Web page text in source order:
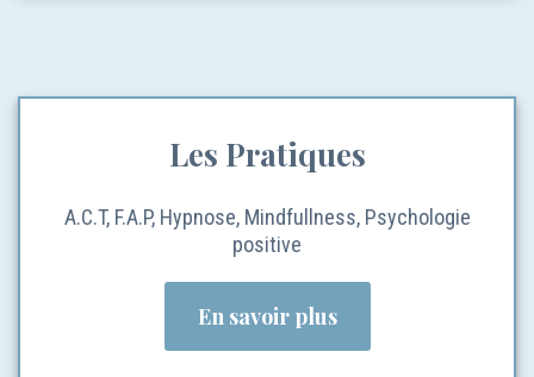
Les Pratiques
A.C.T, F.A.P, Hypnose, Mindfullness, Psychologie
positive
En savoir plus